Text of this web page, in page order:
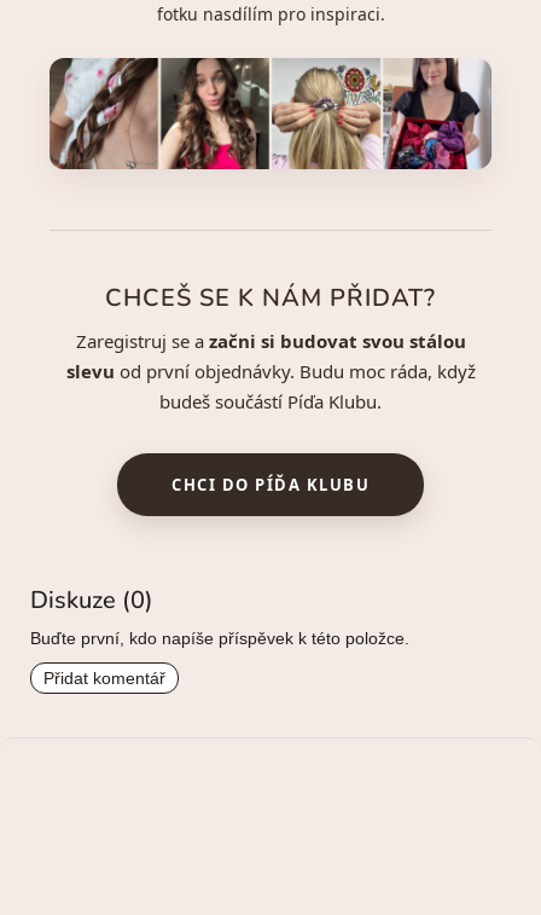
fotku nasdílím pro inspiraci.
CHCEŠ SE K NÁM PŘIDAT?
Zaregistruj se a začni si budovat svou stálou
slevu od první objednávky. Budu moc ráda, když
budeš součástí Píďa Klubu.
CHCI DO PÍĎA KLUBU
Diskuze (0)
Buďte první, kdo napíše příspěvek k této položce.
Přidat komentář